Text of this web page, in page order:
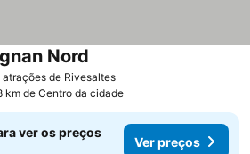
de Rivesaltes
Nord
km de Centro da cidade
ver os preços
Ver preços